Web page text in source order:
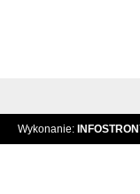
Wykonanie: